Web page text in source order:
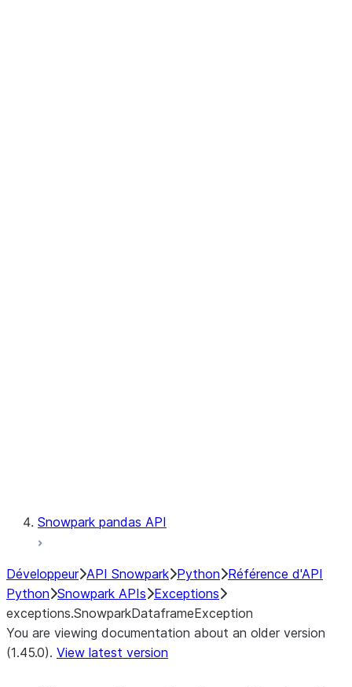
Snowpark pandas API
Développeur API Snowpark Python Référence d'API
Python Snowpark APIs Exceptions
exceptions.SnowparkDataframeException
You are viewing documentation about an older version
(1.45.0). View latest version